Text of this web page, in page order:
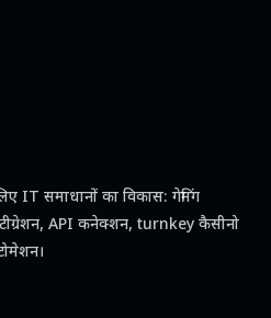
IT समाधानों का विकास: गेमिंग
API कनेक्शन, turnkey कैसीनो